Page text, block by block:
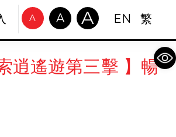
A A A EN 繁
逍遙遊第三擊 】暢